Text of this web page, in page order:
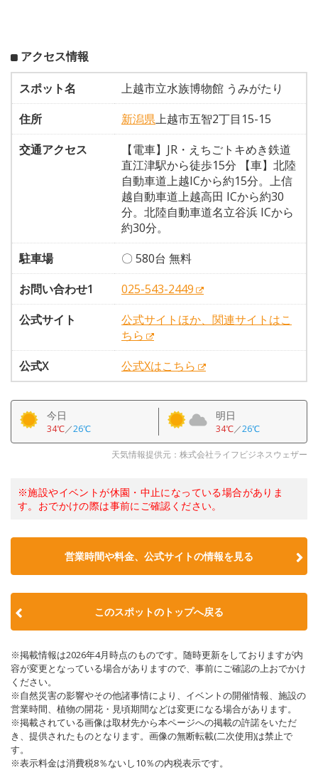
アクセス情報
スポット名
上越市立水族博物館 うみがたり
住所
新潟県上越市五智2丁目15-15
交通アクセス
【電車】JR・えちごトキめき鉄道
直江津駅から徒歩15分 【車】北陸
自動車道上越ICから約15分。上信
越自動車道上越高田 ICから約30
分。北陸自動車道名立谷浜 ICから
約30分。
駐車場
〇 580台 無料
お問い合わせ1
025-543-2449
公式サイト
公式サイトほか、関連サイトはこ
ちら
公式X
公式Xはこちら
今日
34℃／26℃
明日
34℃／26℃
天気情報提供元：株式会社ライフビジネスウェザー
※施設やイベントが休園・中止になっている場合がありま
す。おでかけの際は事前にご確認ください。
営業時間や料金、公式サイトの情報を見る
このスポットのトップへ戻る
※掲載情報は2026年4月時点のものです。随時更新をしておりますが内
容が変更となっている場合がありますので、事前にご確認の上おでかけ
ください。
※自然災害の影響やその他諸事情により、イベントの開催情報、施設の
営業時間、植物の開花・見頃期間などは変更になる場合があります。
※掲載されている画像は取材先から本ページへの掲載の許諾をいただ
き、提供されたものとなります。画像の無断転載(二次使用)は禁止で
す。
※表示料金は消費税8％ないし10％の内税表示です。